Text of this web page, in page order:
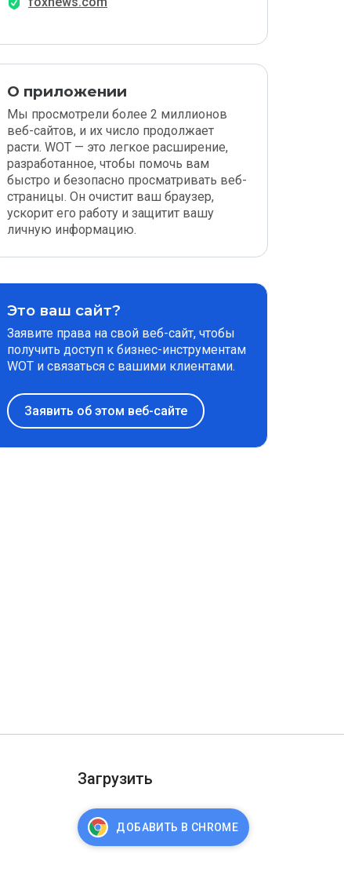
О приложении
Мы просмотрели более 2 миллионов
веб-сайтов, и их число продолжает
расти. WOT — это легкое расширение,
разработанное, чтобы помочь вам
быстро и безопасно просматривать веб-
страницы. Он очистит ваш браузер,
ускорит его работу и защитит вашу
личную информацию.
Это ваш сайт?
Заявите права на свой веб-сайт, чтобы
получить доступ к бизнес-инструментам
WOT и связаться с вашими клиентами.
Заявить об этом веб-сайте
Загрузить
ДОБАВИТЬ В CHROME